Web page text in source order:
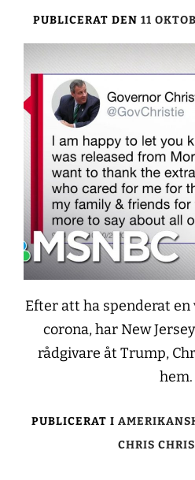
PUBLICERAT DEN 11
Efter att ha spenderat en
corona, har New
rådgivare åt Trump,
hem.
PUBLICERAT I
CHRIS